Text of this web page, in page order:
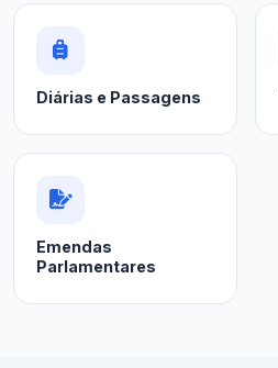
Diárias e Passagens
Emendas
Parlamentares